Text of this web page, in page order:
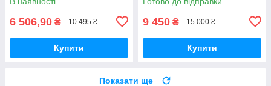
6 506,90 ₴ 10 495 ₴
Купити
9 450 ₴ 15 000 ₴
Купити
Показати ще